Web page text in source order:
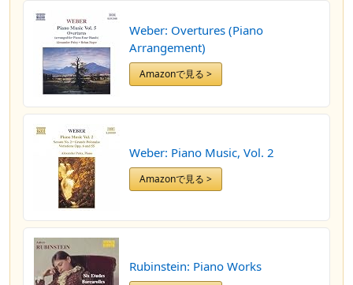
Weber: Overtures (Piano
Arrangement)
Amazonで見る >
Weber: Piano Music, Vol. 2
Amazonで見る >
Rubinstein: Piano Works